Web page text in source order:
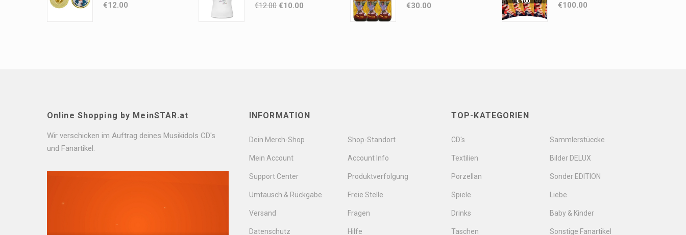
€12.00 €12.00 €10.00 €30.00 €100.00
Online Shopping by MeinSTAR.at
Wir verschicken im Auftrag deines Musikidols CD's
und Fanartikel.
INFORMATION
Dein Merch-Shop
Mein Account
Support Center
Umtausch & Rückgabe
Versand
Datenschutz
Shop-Standort
Account Info
Produktverfolgung
Freie Stelle
Fragen
Hilfe
TOP-KATEGORIEN
CD's
Textilien
Porzellan
Spiele
Drinks
Taschen
Sammlerstüccke
Bilder DELUX
Sonder EDITION
Liebe
Baby & Kinder
Sonstige Fanartikel